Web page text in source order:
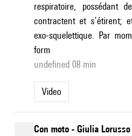
respiratoire, possédant
contractent et s’étirent;
exo-squelettique. Par
form
undefined 08 min
Video
Con moto - Giulia